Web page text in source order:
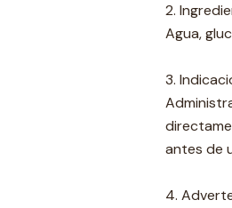
2.
Agua,
3.
antes de
4.